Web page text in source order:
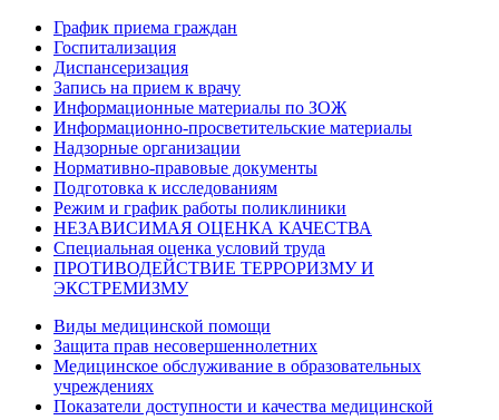
График приема граждан
Госпитализация
Диспансеризация
Запись на прием к врачу
Информационные материалы по ЗОЖ
Информационно-просветительские материалы
Надзорные организации
Нормативно-правовые документы
Подготовка к исследованиям
Режим и график работы поликлиники
НЕЗАВИСИМАЯ ОЦЕНКА КАЧЕСТВА
Специальная оценка условий труда
ПРОТИВОДЕЙСТВИЕ ТЕРРОРИЗМУ И
ЭКСТРЕМИЗМУ
Виды медицинской помощи
Защита прав несовершеннолетних
Медицинское обслуживание в образовательных
учреждениях
Показатели доступности и качества медицинской